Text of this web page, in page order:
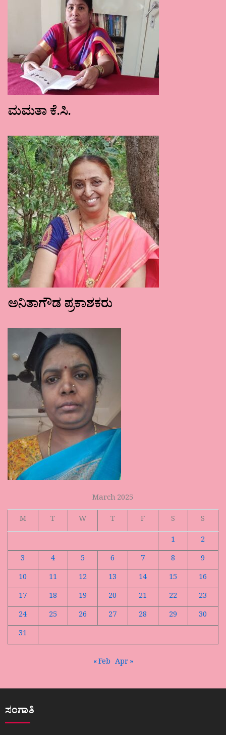
ಮಮತಾ ಕೆ.ಸಿ.
ಅನಿತಾಗೌಡ ಪ್ರಕಾಶಕರು
March 2025
M
T W T F S
S
1
2
3
4 5 6 7 8
9
10
11 12 13 14 15
16
17
18 19 20 21 22
23
24
25 26 27 28 29
30
31
« Feb Apr »
ಸಂಗಾತಿ